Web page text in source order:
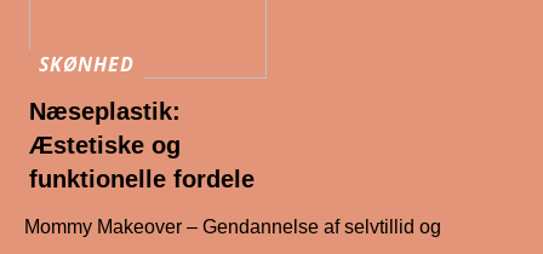
SKØNHED
Næseplastik:
Æstetiske og
funktionelle fordele
Mommy Makeover – Gendannelse af selvtillid og